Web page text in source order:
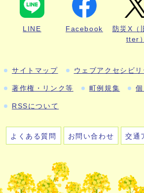
LINE Facebook
防災X（
tter）
サイトマップ ウェブアクセシビ
著作権・リンク等 町例規集
RSSについて
よくある質問 お問い合わせ 交通